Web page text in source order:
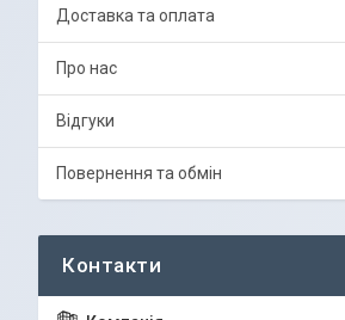
Доставка та оплата
Про нас
Відгуки
Повернення та обмін